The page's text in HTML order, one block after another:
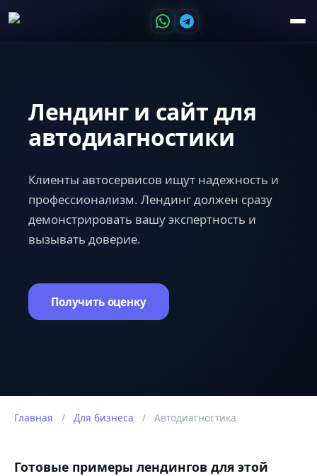
Лендинг и сайт для
автодиагностики
Клиенты автосервисов ищут надежность и
профессионализм. Лендинг должен сразу
демонстрировать вашу экспертность и
вызывать доверие.
Получить оценку
Главная / Для бизнеса / Автодиагностика
Готовые примеры лендингов для этой